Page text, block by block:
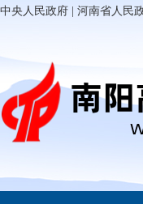
中央人民政府 河南省人民